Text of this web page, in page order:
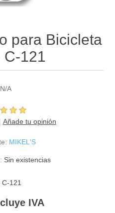
para Bicicleta
C-121
A
Añade tu opinión
MIKEL'S
Sin existencias
C-121
IVA